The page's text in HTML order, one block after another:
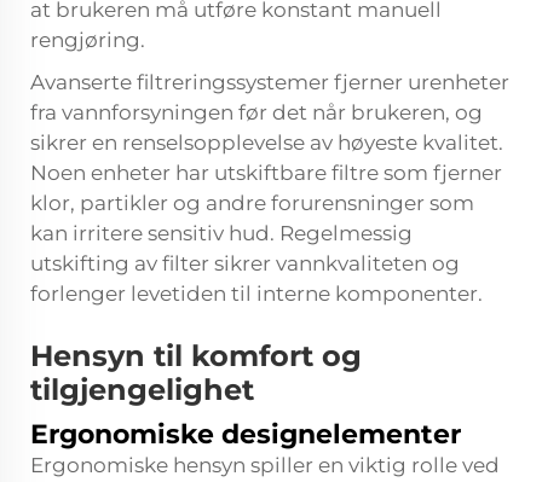
at brukeren må utføre konstant manuell
rengjøring.
Avanserte filtreringssystemer fjerner urenheter
fra vannforsyningen før det når brukeren, og
sikrer en renselsopplevelse av høyeste kvalitet.
Noen enheter har utskiftbare filtre som fjerner
klor, partikler og andre forurensninger som
kan irritere sensitiv hud. Regelmessig
utskifting av filter sikrer vannkvaliteten og
forlenger levetiden til interne komponenter.
Hensyn til komfort og
tilgjengelighet
Ergonomiske designelementer
Ergonomiske hensyn spiller en viktig rolle ved